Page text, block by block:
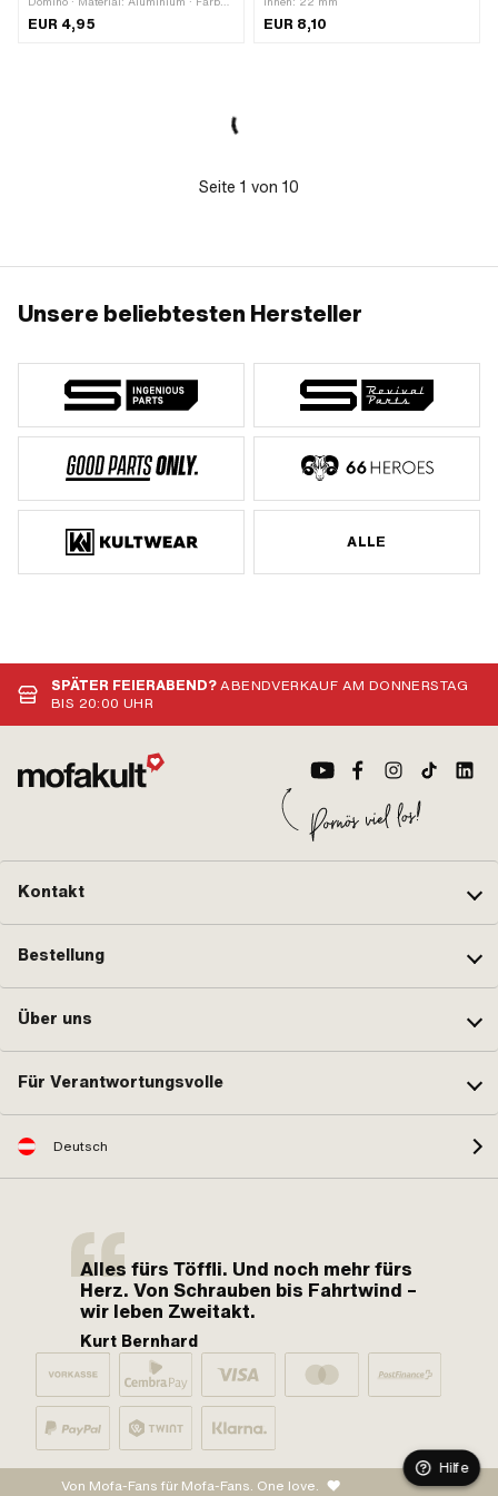
silber · Ø aussen: 7.8 mm · Ø
Kabeldurchführung: 4 mm · Ø Bund:
EUR 4,95 EUR 8,10
Seite 1 von 10
Unsere beliebtesten Hersteller
ALLE
SPÄTER FEIERABEND?ABENDVERKAUF AM DONNERSTAG
BIS 20:00 UHR
Kontakt
Bestellung
Über uns
Für Verantwortungsvolle
Deutsch
Alles fürs Töffli. Und noch mehr fürs
Herz. Von Schrauben bis Fahrtwind –
wir leben Zweitakt.
Kurt Bernhard
Von Mofa-Fans für Mofa-Fans. One love.
Hilfe